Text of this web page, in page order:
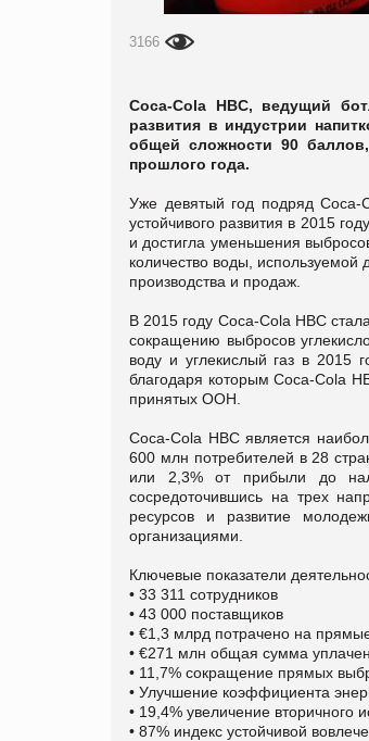
3166
Coca-Cola HBC, ведущий
развития в индустрии
общей сложности 90
прошлого года.
Уже девятый год подряд Coca-
устойчивого развития в 2015
и достигла уменьшения
количество воды, используемой
производства и продаж.
В 2015 году Coca-Cola HBC
сокращению выбросов
воду и углекислый газ в 2015
благодаря которым Coca-Cola
принятых ООН.
Coca-Cola HBC является
600 млн потребителей в 28
или 2,3% от прибыли до
сосредоточившись на трех
ресурсов и развитие
организациями.
Ключевые показатели
• 33 311 сотрудников
• 43 000 поставщиков
• €1,3 млрд потрачено на
• €271 млн общая сумма
• 11,7% сокращение прямых
• Улучшение коэффициента
• 19,4% увеличение
• 87% индекс устойчивой